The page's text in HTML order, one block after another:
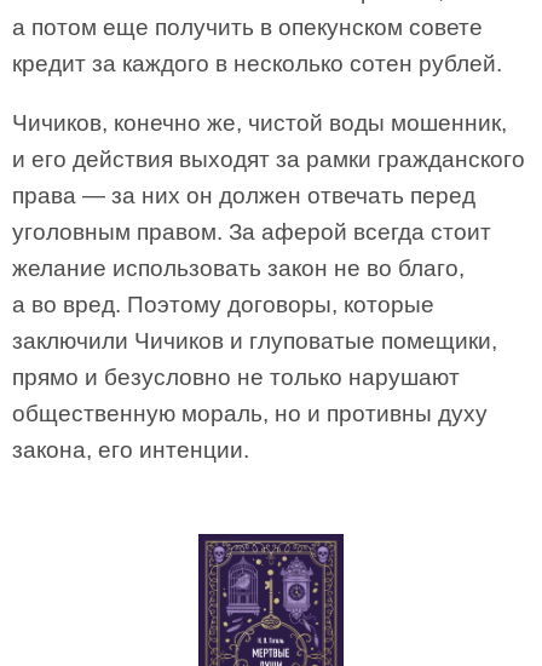
а потом еще получить в опекунском совете
кредит за каждого в несколько сотен рублей.
Чичиков, конечно же, чистой воды мошенник,
и его действия выходят за рамки гражданского
права — за них он должен отвечать перед
уголовным правом. За аферой всегда стоит
желание использовать закон не во благо,
а во вред. Поэтому договоры, которые
заключили Чичиков и глуповатые помещики,
прямо и безусловно не только нарушают
общественную мораль, но и противны духу
закона, его интенции.